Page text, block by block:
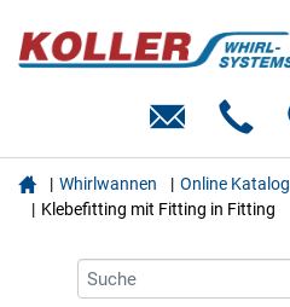
 Whirlwannen Online Katalog
Klebefitting mit Fitting in Fitting